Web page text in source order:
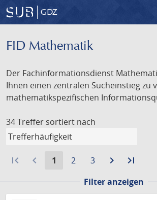
GDZ
FID Mathematik
Der Fachinformationsdienst
Ihnen einen zentralen Sucheinstieg zu
mathematikspezifischen
34 Treffer sortiert nach
first_page navigate_before
Aktuelle
1
Gehe
Seite
2
Gehe
Seite
3 navigate_next
Zur
Seite
last_page
Seite
Filter anzeigen